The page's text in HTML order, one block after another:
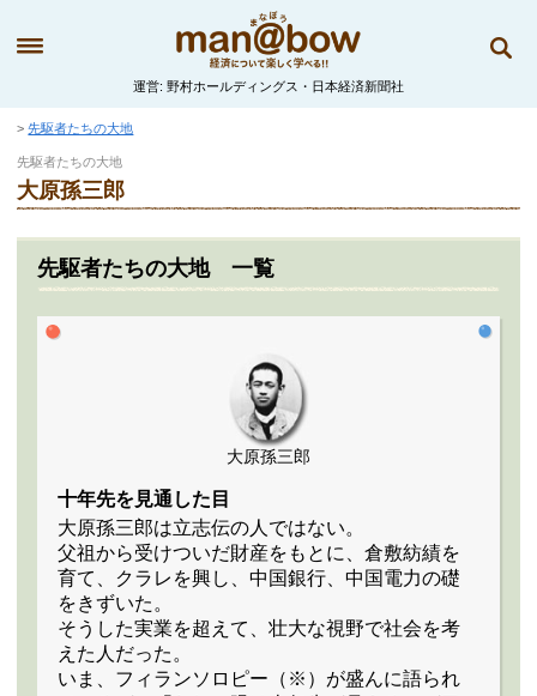
運営 野村ホールディングス・日本経済新聞社
先駆者たちの大地
先駆者たちの大地
大原孫三郎
先駆者たちの大地 一覧
大原孫三郎
十年先を見通した目
大原孫三郎は立志伝の人ではない。
父祖から受けついだ財産をもとに、倉敷紡績を
育て、クラレを興し、中国銀行、中国電力の礎
をきずいた。
そうした実業を超えて、壮大な視野で社会を考
えた人だった。
いま、フィランソロピー（※）が盛んに語られ